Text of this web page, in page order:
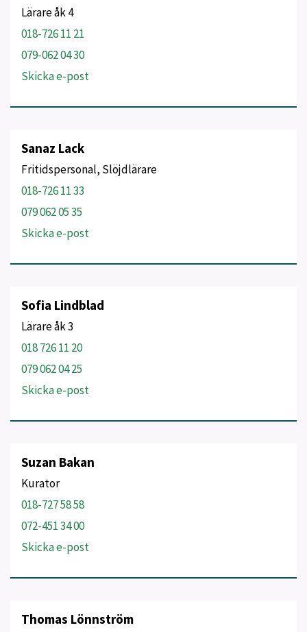
Lärare åk 4
018-726 11 21
079-062 04 30
Skicka e-post
Sanaz Lack
Fritidspersonal, Slöjdlärare
018-726 11 33
079 062 05 35
Skicka e-post
Sofia Lindblad
Lärare åk 3
018 726 11 20
079 062 04 25
Skicka e-post
Suzan Bakan
Kurator
018-727 58 58
072-451 34 00
Skicka e-post
Thomas Lönnström